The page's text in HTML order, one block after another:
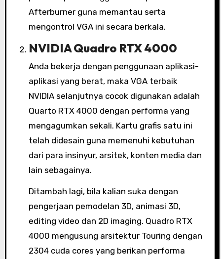
Afterburner guna memantau serta
mengontrol VGA ini secara berkala.
NVIDIA Quadro RTX 4000
Anda bekerja dengan penggunaan aplikasi-
aplikasi yang berat, maka VGA terbaik
NVIDIA selanjutnya cocok digunakan adalah
Quarto RTX 4000 dengan performa yang
mengagumkan sekali. Kartu grafis satu ini
telah didesain guna memenuhi kebutuhan
dari para insinyur, arsitek, konten media dan
lain sebagainya.
Ditambah lagi, bila kalian suka dengan
pengerjaan pemodelan 3D, animasi 3D,
editing video dan 2D imaging. Quadro RTX
4000 mengusung arsitektur Touring dengan
2304 cuda cores yang berikan performa